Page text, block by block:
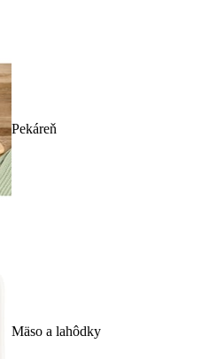
Pekáreň
Mäso a lahôdky